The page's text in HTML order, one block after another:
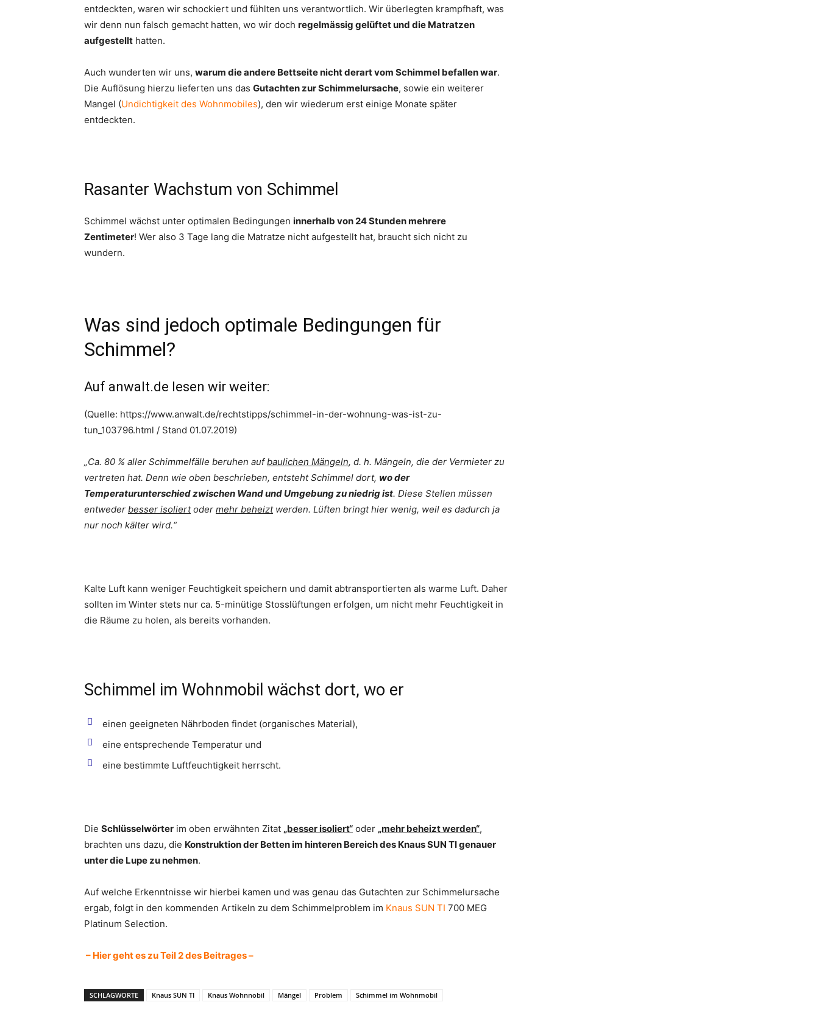
entdeckten, waren wir schockiert und fühlten uns verantwortlich. Wir überlegten krampfhaft, was
wir denn nun falsch gemacht hatten, wo wir doch regelmässig gelüftet und die Matratzen
aufgestellt hatten.
Auch wunderten wir uns, warum die andere Bettseite nicht derart vom Schimmel befallen war.
Die Auflösung hierzu lieferten uns das Gutachten zur Schimmelursache, sowie ein weiterer
Mangel (Undichtigkeit des Wohnmobiles), den wir wiederum erst einige Monate später
entdeckten.
Rasanter Wachstum von Schimmel
Schimmel wächst unter optimalen Bedingungen innerhalb von 24 Stunden mehrere
Zentimeter! Wer also 3 Tage lang die Matratze nicht aufgestellt hat, braucht sich nicht zu
wundern.
Was sind jedoch optimale Bedingungen für
Schimmel?
Auf anwalt.de lesen wir weiter:
(Quelle: https://www.anwalt.de/rechtstipps/schimmel-in-der-wohnung-was-ist-zu-
tun_103796.html / Stand 01.07.2019)
„Ca. 80 % aller Schimmelfälle beruhen aufbaulichen Mängeln, d. h. Mängeln, die der Vermieter zu
vertreten hat. Denn wie oben beschrieben, entsteht Schimmel dort, wo der
Temperaturunterschied zwischen Wand und Umgebung zu niedrig ist. Diese Stellen müssen
entweder besser isoliertoder mehr beheiztwerden. Lüften bringt hier wenig, weil es dadurch ja
nur noch kälter wird.“
Kalte Luft kann weniger Feuchtigkeit speichern und damit abtransportierten als warme Luft. Daher
sollten im Winter stets nur ca. 5-minütige Stosslüftungen erfolgen, um nicht mehr Feuchtigkeit in
die Räume zu holen, als bereits vorhanden.
Schimmel im Wohnmobil wächst dort, wo er
einen geeigneten Nährboden findet (organisches Material),
eine entsprechende Temperatur und
eine bestimmte Luftfeuchtigkeit herrscht.
Die Schlüsselwörter im oben erwähnten Zitat „besser isoliert“ oder „mehr beheizt werden“,
brachten uns dazu, die Konstruktion der Betten im hinteren Bereich des Knaus SUN TI genauer
unter die Lupe zu nehmen.
Auf welche Erkenntnisse wir hierbei kamen und was genau das Gutachten zur Schimmelursache
ergab, folgt in den kommenden Artikeln zu dem Schimmelproblem im Knaus SUN TI 700 MEG
Platinum Selection.
– Hier geht es zu Teil 2 des Beitrages –
SCHLAGWORTE Knaus SUN TI Knaus Wohnnobil Mängel Problem Schimmel im Wohnmobil